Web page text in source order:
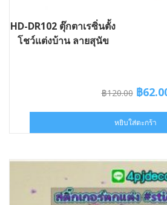
HD-DR102 ตุ๊กตาเรซิ่นตั้ง
โชว์แต่งบ้าน ลายสุนัข
฿120.00
was:
฿
หยิบใส่ตะกร้า